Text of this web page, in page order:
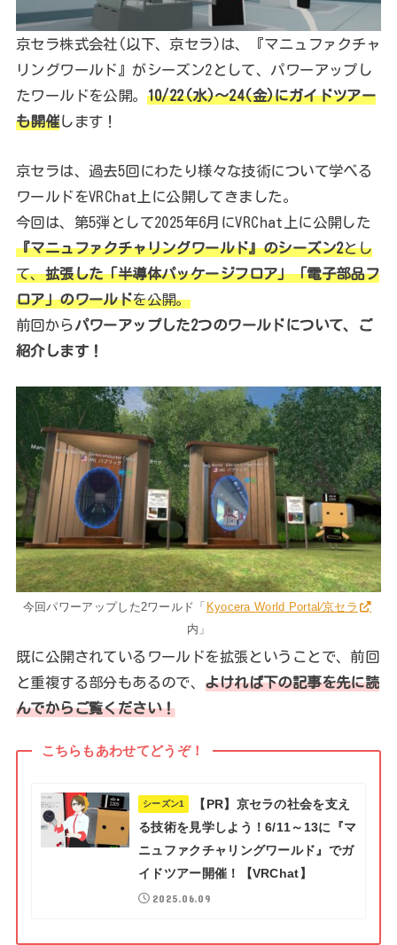
京セラ株式会社(以下、京セラ)は、『マニュファクチャ
リングワールド』がシーズン2として、パワーアップし
たワールドを公開。 10/22(水)～24(金)にガイドツアー
も開催します！
京セラは、過去5回にわたり様々な技術について学べる
ワールドをVRChat上に公開してきました。
今回は、第5弾として2025年6月にVRChat上に公開した
『マニュファクチャリングワールド』のシーズン2とし
て、拡張した「半導体パッケージフロア」「電子部品フ
ロア」のワールドを公開。
前回からパワーアップした2つのワールドについて、ご
紹介します！
今回パワーアップした2ワールド「 Kyocera World Portal⁄京セラ
内」
既に公開されているワールドを拡張ということで、前回
と重複する部分もあるので、 よければ下の記事を先に読
んでからご覧ください！
こちらもあわせてどうぞ！
シーズン1
【PR】京セラの社会を支え
る技術を見学しよう！6/11～13に『マ
ニュファクチャリングワールド』でガ
イドツアー開催！【VRChat】
2025.06.09